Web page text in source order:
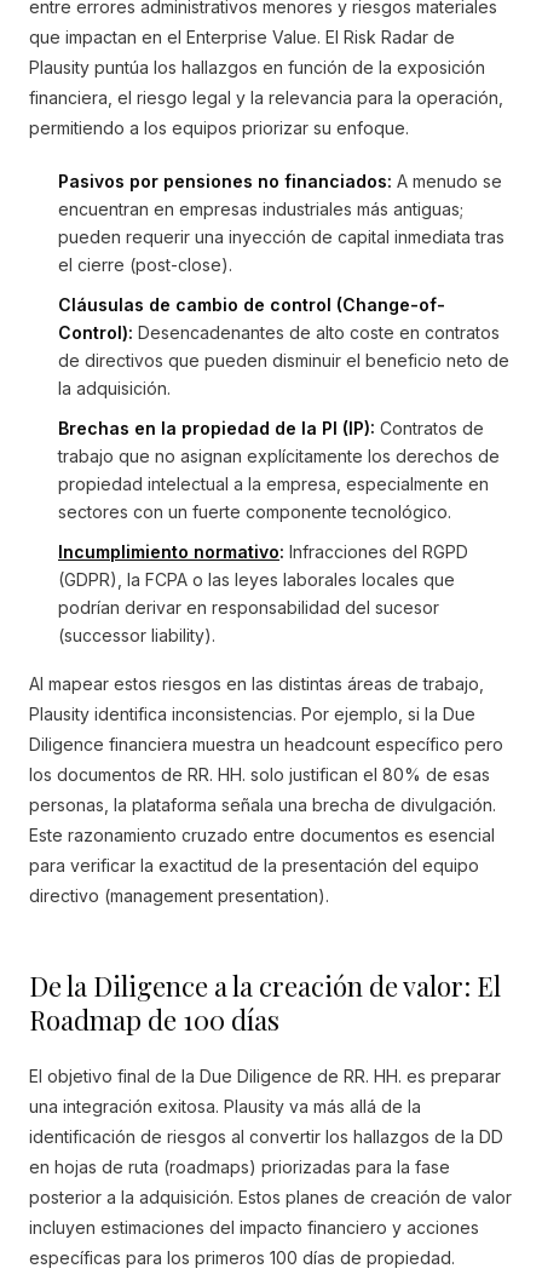
entre errores administrativos menores y riesgos materiales
que impactan en el Enterprise Value. El Risk Radar de
Plausity puntúa los hallazgos en función de la exposición
financiera, el riesgo legal y la relevancia para la operación,
permitiendo a los equipos priorizar su enfoque.
Pasivos por pensiones no financiados: A menudo se
encuentran en empresas industriales más antiguas;
pueden requerir una inyección de capital inmediata tras
el cierre (post-close).
Cláusulas de cambio de control (Change-of-
Control): Desencadenantes de alto coste en contratos
de directivos que pueden disminuir el beneficio neto de
la adquisición.
Brechas en la propiedad de la PI (IP): Contratos de
trabajo que no asignan explícitamente los derechos de
propiedad intelectual a la empresa, especialmente en
sectores con un fuerte componente tecnológico.
Incumplimiento normativo: Infracciones del RGPD
(GDPR), la FCPA o las leyes laborales locales que
podrían derivar en responsabilidad del sucesor
(successor liability).
Al mapear estos riesgos en las distintas áreas de trabajo,
Plausity identifica inconsistencias. Por ejemplo, si la Due
Diligence financiera muestra un headcount específico pero
los documentos de RR. HH. solo justifican el 80% de esas
personas, la plataforma señala una brecha de divulgación.
Este razonamiento cruzado entre documentos es esencial
para verificar la exactitud de la presentación del equipo
directivo (management presentation).
De la Diligence a la creación de valor: El
Roadmap de 100 días
El objetivo final de la Due Diligence de RR. HH. es preparar
una integración exitosa. Plausity va más allá de la
identificación de riesgos al convertir los hallazgos de la DD
en hojas de ruta (roadmaps) priorizadas para la fase
posterior a la adquisición. Estos planes de creación de valor
incluyen estimaciones del impacto financiero y acciones
específicas para los primeros 100 días de propiedad.